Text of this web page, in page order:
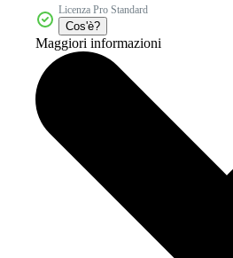
Licenza Pro Standard
Cos'è?
Maggiori informazioni